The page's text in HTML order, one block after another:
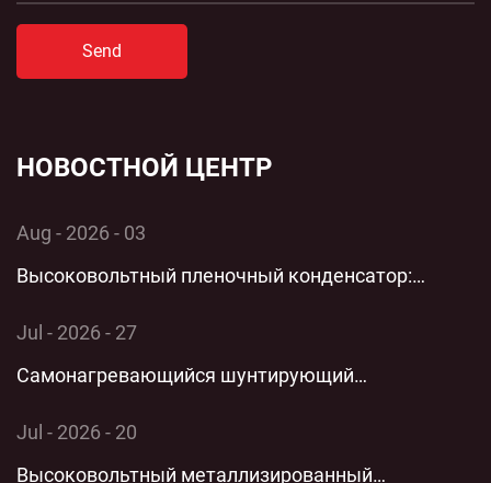
Send
НОВОСТНОЙ ЦЕНТР
Aug - 2026 - 03
Высоковольтный пленочный конденсатор:
Jul - 2026 - 27
Самонагревающийся шунтирующий
Jul - 2026 - 20
Высоковольтный металлизированный